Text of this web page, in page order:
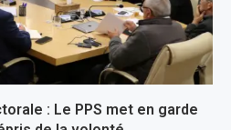
: Le PPS met en garde